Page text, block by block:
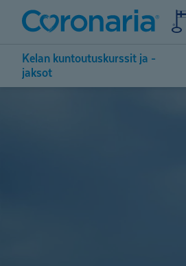
Kelan kuntoutuskurssit ja -
jaksot